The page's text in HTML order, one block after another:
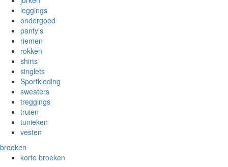
leggings
ondergoed
panty's
riemen
rokken
shirts
singlets
Sportkleding
sweaters
treggings
truien
tunieken
vesten
broeken
korte broeken